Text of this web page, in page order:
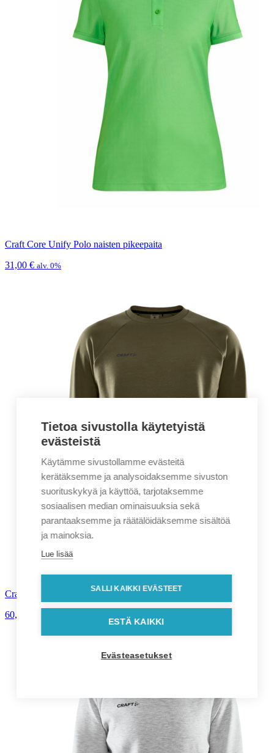
Craft Core Unify Polo naisten pikeepaita
31,00 € alv. 0%
Craft CORE Soul Crew miesten collegepaita
60,00
Tietoa sivustolla käytetyistä
evästeistä
Käytämme sivustollamme evästeitä
kerätäksemme ja analysoidaksemme sivuston
suorituskykyä ja käyttöä, tarjotaksemme
sosiaalisen median ominaisuuksia sekä
parantaaksemme ja räätälöidäksemme sisältöä
ja mainoksia.
Lue lisää
SALLI KAIKKI EVÄSTEET
ESTÄ KAIKKI
Evästeasetukset